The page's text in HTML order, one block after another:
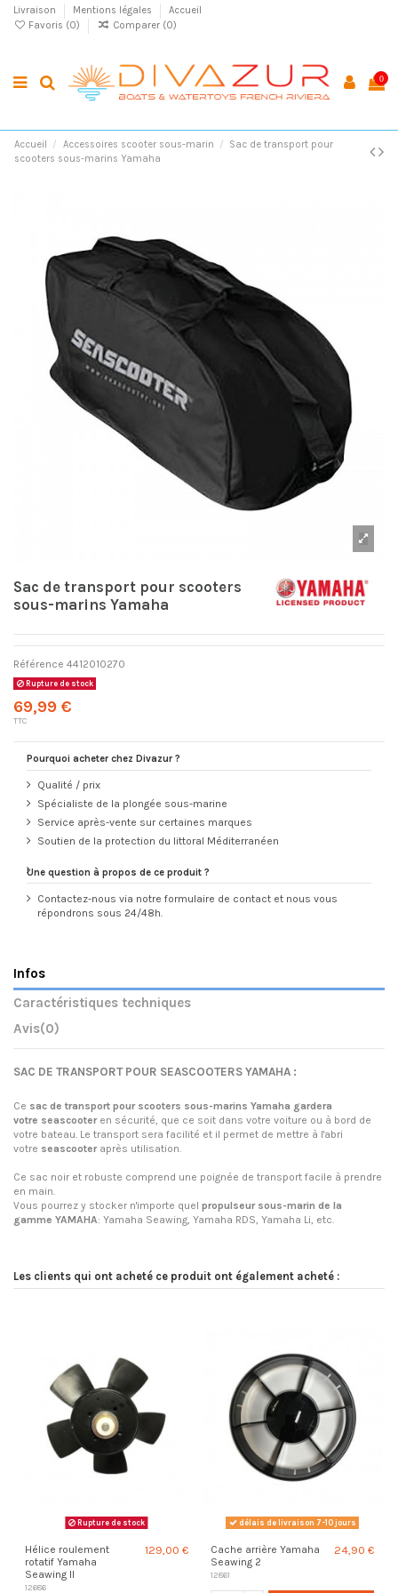
Livraison Mentions légales
Accueil
Favoris (0) Comparer (0)
0
Accueil Accessoires scooter sous-marin
Sac de transport pour
scooters sous-marins Yamaha
Sac de transport pour scooters
sous-marins Yamaha
Référence 4412010270
Rupture de stock
69,99 €
TTC
Pourquoi acheter chez Divazur ?
Qualité / prix
Spécialiste de la plongée sous-marine
Service après-vente sur certaines marques
Soutien de la protection du littoral Méditerranéen
Une question à propos de ce produit ?
Contactez-nous via notre formulaire de contact et nous vous
répondrons sous 24/48h.
Infos
Caractéristiques techniques
Avis(0)
SAC DE TRANSPORT POUR SEASCOOTERS YAMAHA :
Ce sac de transport pour scooters sous-marins Yamaha gardera
votre seascooteren sécurité, que ce soit dans votre voiture ou à bord de
votre bateau. Le transport sera facilité et il permet de mettre à l'abri
votre seascooteraprès utilisation.
Ce sac noir et robuste comprend une poignée de transport facile à prendre
en main.
Vous pourrez y stocker n'importe quel propulseur sous-marin de la
gamme YAMAHA: Yamaha Seawing, Yamaha RDS, Yamaha Li, etc.
Les clients qui ont acheté ce produit ont également acheté :
Rupture de stock
Hélice roulement
rotatif Yamaha
Seawing II
12686
129,00 €
délais de livraison 7-10 jours
Cache arrière Yamaha
Seawing 2
12861
24,90 €